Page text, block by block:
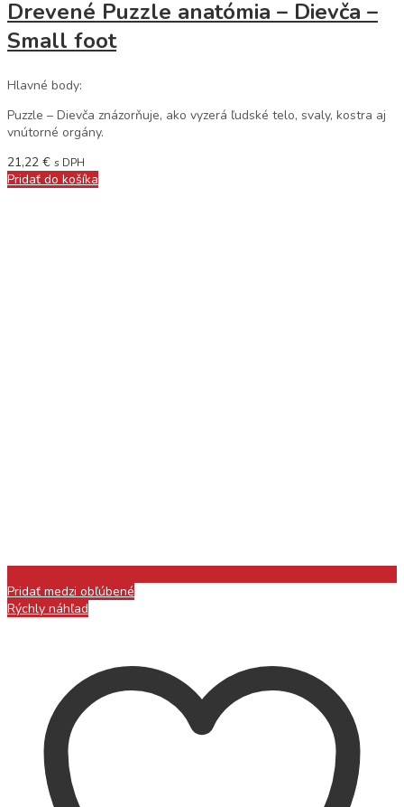
Drevené Puzzle anatómia – Dievča –
Small foot
Hlavné body:
Puzzle – Dievča znázorňuje, ako vyzerá ľudské telo, svaly, kostra aj
vnútorné orgány.
21,22 € s DPH
Pridať do košíka
Pridať medzi obľúbené
Rýchly náhľad